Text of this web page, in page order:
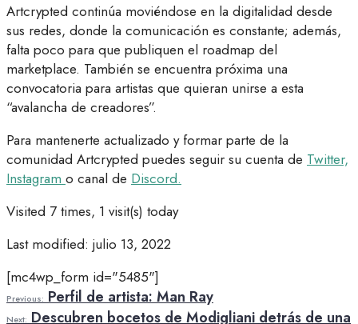
Artcrypted continúa moviéndose en la digitalidad desde
sus redes, donde la comunicación es constante; además,
falta poco para que publiquen el roadmap del
marketplace. También se encuentra próxima una
convocatoria para artistas que quieran unirse a esta
“avalancha de creadores”.
Para mantenerte actualizado y formar parte de la
comunidad Artcrypted puedes seguir su cuenta de Twitter,
Instagram o canal de Discord.
Visited 7 times, 1 visit(s) today
Last modified: julio 13, 2022
[mc4wp_form id="5485"]
Previous: Perfil de artista: Man Ray
Next: Descubren bocetos de Modigliani detrás de una